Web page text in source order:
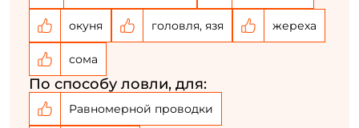
окуня головля, язя жереха
сома
По способу ловли, для:
Равномерной проводки
Придумайте пароль: *
Повторите пароль: *
Заполняя данную форму вы соглашаетесь на обработку
персональных данных